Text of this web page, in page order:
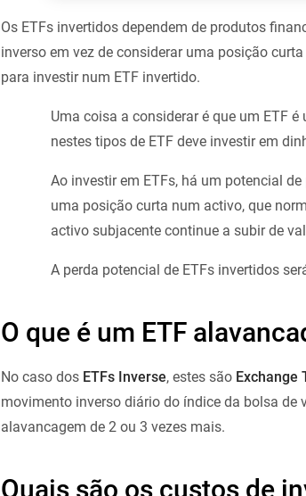
Os ETFs invertidos dependem de produtos
inverso em vez de considerar uma posição
para investir num ETF invertido.
Uma coisa a considerar é que um ETF
nestes tipos de ETF deve investir em
Ao investir em ETFs, há um potencial
uma posição curta num activo, que
activo subjacente continue a subir de
A perda potencial de ETFs invertidos
O que é um ETF
No caso dos ETFs Inverse, estes são Exchange
movimento inverso diário do índice da bolsa de
alavancagem de 2 ou 3 vezes mais.
Quais são os custos de